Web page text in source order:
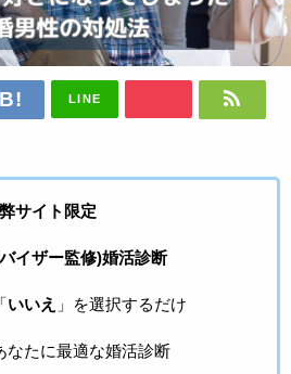
LINE
弊サイト限定
イザー監修)婚活診断
いいえ 」を選択するだけ
なたに最適な婚活診断